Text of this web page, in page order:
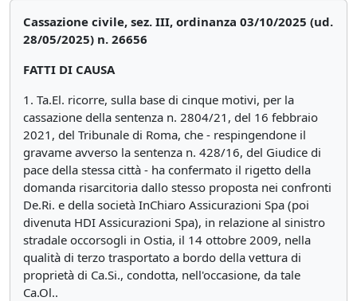
Cassazione civile, sez. III, ordinanza 03/10/2025 (ud.
28/05/2025) n. 26656
FATTI DI CAUSA
1. Ta.El. ricorre, sulla base di cinque motivi, per la
cassazione della sentenza n. 2804/21, del 16 febbraio
2021, del Tribunale di Roma, che - respingendone il
gravame avverso la sentenza n. 428/16, del Giudice di
pace della stessa città - ha confermato il rigetto della
domanda risarcitoria dallo stesso proposta nei confronti
De.Ri. e della società InChiaro Assicurazioni Spa (poi
divenuta HDI Assicurazioni Spa), in relazione al sinistro
stradale occorsogli in Ostia, il 14 ottobre 2009, nella
qualità di terzo trasportato a bordo della vettura di
proprietà di Ca.Si., condotta, nell'occasione, da tale
Ca.Ol..